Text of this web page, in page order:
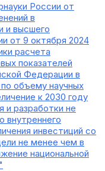
России от
в
и высшего
от 9 октября 2024
расчета
показателей
Федерации в
объему научных
к 2030 году
и разработки не
внутреннего
инвестиций со
не менее чем в
национальной